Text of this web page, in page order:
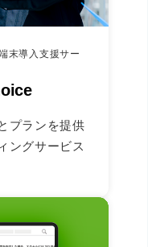
末導入支援サー
プランを提供
ングサービス